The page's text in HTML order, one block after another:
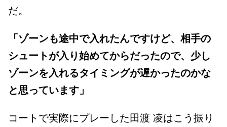
だ。
「ゾーンも途中で入れたんですけど、相手の
シュートが入り始めてからだったので、少し
ゾーンを入れるタイミングが遅かったのかな
と思っています」
コートで実際にプレーした田渡 凌はこう振り